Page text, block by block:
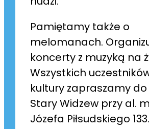
Pamiętamy także o
melomanach.
koncerty z muzyką na
Wszystkich
kultury zapraszamy do
Stary Widzew przy al.
Józefa Piłsudskiego 133.